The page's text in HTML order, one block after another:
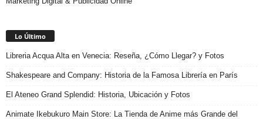
Lo Último
Libreria Acqua Alta en Venecia: Reseña, ¿Cómo Llegar? y Fotos
Shakespeare and Company: Historia de la Famosa Librería en París
El Ateneo Grand Splendid: Historia, Ubicación y Fotos
Animate Ikebukuro Main Store: La Tienda de Anime más Grande del